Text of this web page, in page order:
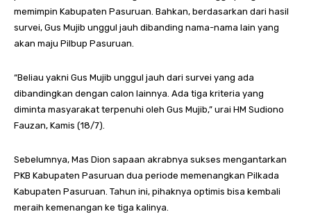
memimpin Kabupaten Pasuruan. Bahkan, berdasarkan dari hasil
survei, Gus Mujib unggul jauh dibanding nama-nama lain yang
akan maju Pilbup Pasuruan.
“Beliau yakni Gus Mujib unggul jauh dari survei yang ada
dibandingkan dengan calon lainnya. Ada tiga kriteria yang
diminta masyarakat terpenuhi oleh Gus Mujib,” urai HM Sudiono
Fauzan, Kamis (18/7).
Sebelumnya, Mas Dion sapaan akrabnya sukses mengantarkan
PKB Kabupaten Pasuruan dua periode memenangkan Pilkada
Kabupaten Pasuruan. Tahun ini, pihaknya optimis bisa kembali
meraih kemenangan ke tiga kalinya.